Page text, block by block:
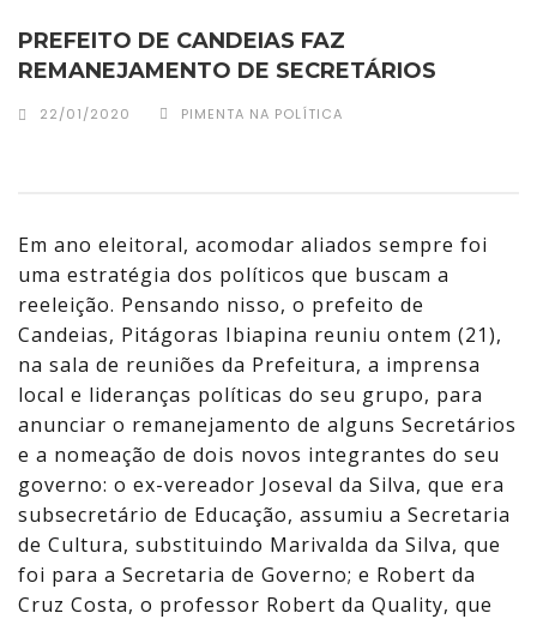
PREFEITO DE CANDEIAS FAZ
REMANEJAMENTO DE SECRETÁRIOS
22/01/2020 PIMENTA NA POLÍTICA
Em ano eleitoral, acomodar aliados sempre foi
uma estratégia dos políticos que buscam a
reeleição. Pensando nisso, o prefeito de
Candeias, Pitágoras Ibiapina reuniu ontem (21),
na sala de reuniões da Prefeitura, a imprensa
local e lideranças políticas do seu grupo, para
anunciar o remanejamento de alguns Secretários
e a nomeação de dois novos integrantes do seu
governo: o ex-vereador Joseval da Silva, que era
subsecretário de Educação, assumiu a Secretaria
de Cultura, substituindo Marivalda da Silva, que
foi para a Secretaria de Governo; e Robert da
Cruz Costa, o professor Robert da Quality, que